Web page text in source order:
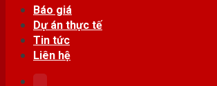
Báo giá
Dự án thực tế
Tin tức
Liên hệ